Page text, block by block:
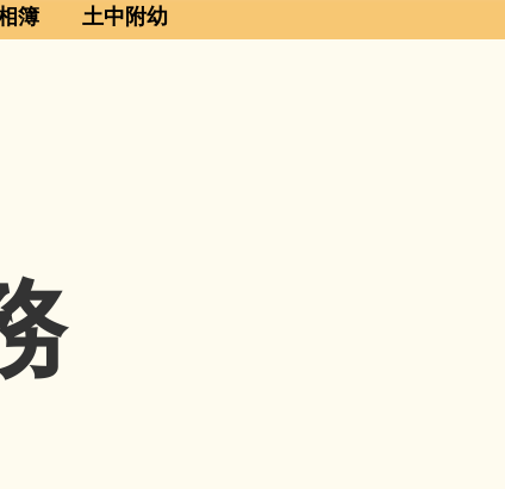
簿 土中附幼